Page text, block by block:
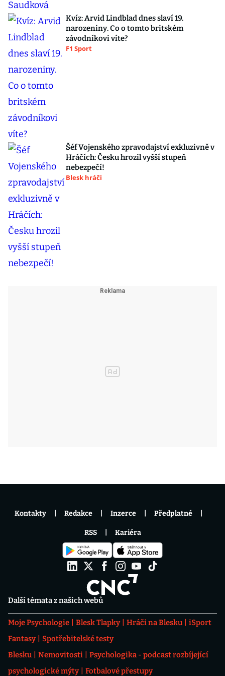
Kvíz: Arvid Lindblad dnes slaví 19.
narozeniny. Co o tomto britském
závodníkovi víte?
F1 Sport
Šéf Vojenského zpravodajství exkluzivně v
Hráčích: Česku hrozil vyšší stupeň
nebezpečí!
Blesk hráči
Další témata z našich webů
Moje Psychologie Blesk Tlapky Hráči na Blesku
iSport
Fantasy
Spotřebitelské testy
Blesku
Nemovitosti
Psychologika - podcast rozbíjející
psychologické mýty
Fotbalové přestupy
Kontakty Redakce Inzerce Předplatné
RSS Kariéra